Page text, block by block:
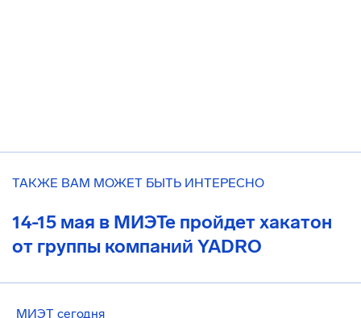
ТАКЖЕ ВАМ МОЖЕТ БЫТЬ ИНТЕРЕСНО
14-15 мая в МИЭТе пройдет хакатон
от группы компаний YADRO
МИЭТ сегодня